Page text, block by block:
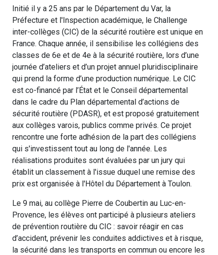
Initié il y a 25 ans par le Département du Var, la
Préfecture et l'Inspection académique, le Challenge
inter-collèges (CIC) de la sécurité routière est unique en
France. Chaque année, il sensibilise les collégiens des
classes de 6e et de 4e à la sécurité routière, lors d’une
journée d’ateliers et d’un projet annuel pluridisciplinaire
qui prend la forme d’une production numérique. Le CIC
est co-financé par l’État et le Conseil départemental
dans le cadre du Plan départemental d’actions de
sécurité routière (PDASR), et est proposé gratuitement
aux collèges varois, publics comme privés. Ce projet
rencontre une forte adhésion de la part des collégiens
qui s'investissent tout au long de l'année. Les
réalisations produites sont évaluées par un jury qui
établit un classement à l'issue duquel une remise des
prix est organisée à l'Hôtel du Département à Toulon.
Le 9 mai, au collège Pierre de Coubertin au Luc-en-
Provence, les élèves ont participé à plusieurs ateliers
de prévention routière du CIC : savoir réagir en cas
d’accident, prévenir les conduites addictives et à risque,
la sécurité dans les transports en commun ou encore les